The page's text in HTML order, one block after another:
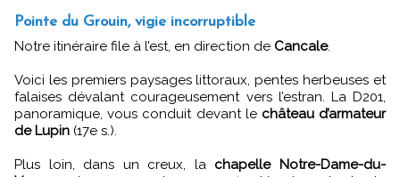
Pointe du Grouin, vigie incorruptible
Notre itinéraire file à l’est, en direction de Cancale.
Voici les premiers paysages littoraux, pentes herbeuses et
falaises dévalant courageusement vers l’estran. La D201,
panoramique, vous conduit devant le château d’armateur
de Lupin (17e s.).
Plus loin, dans un creux, la chapelle Notre-Dame-du-